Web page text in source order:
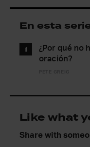
En esta
¿Por qué no
oración?
1
Like what
Share with